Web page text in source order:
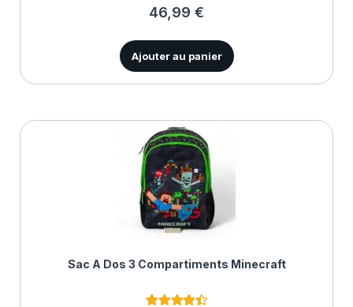
Noté4.50
sur 5
notations
46,99 €
Ajouter au panier
Sac À Dos 3 Compartiments Minecraft